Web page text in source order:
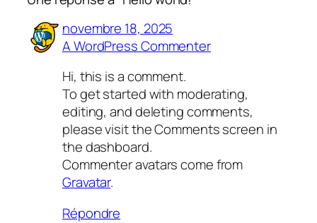
novembre 18, 2025
A WordPress Commenter
Hi, this is a comment.
To get started with moderating,
editing, and deleting comments,
please visit the Comments screen in
the dashboard.
Commenter avatars come from
Gravatar.
Répondre